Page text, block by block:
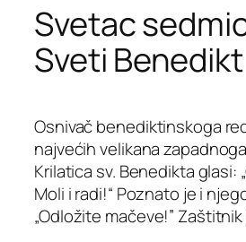
Svetac
Sveti Benedikt
Osnivač benediktinskoga
najvećih velikana
Krilatica sv. Benedikta glasi:
Moli i radi!“ Poznato je i
„Odložite mačeve!”